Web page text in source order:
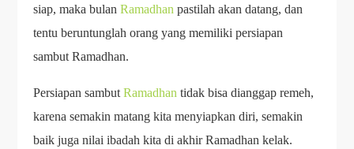
siap, maka bulanRamadhan pastilah akan datang, dan
tentu beruntunglah orang yang memiliki persiapan
sambut Ramadhan.
Persiapan sambutRamadhan tidak bisa dianggap remeh,
karena semakin matang kita menyiapkan diri, semakin
baik juga nilai ibadah kita di akhir Ramadhan kelak.